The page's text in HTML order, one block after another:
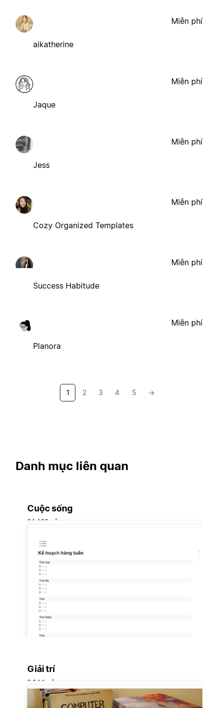
aikatherine
Miễn phí
Jaque
Miễn phí
Jess
Miễn phí
Cozy Organized Templates
Miễn phí
Success Habitude
Miễn phí
Planora
Miễn phí
1 2 3 4 5 →
Danh mục liên quan
Cuộc sống
34.402 mẫu
Giải trí
3.044 mẫu